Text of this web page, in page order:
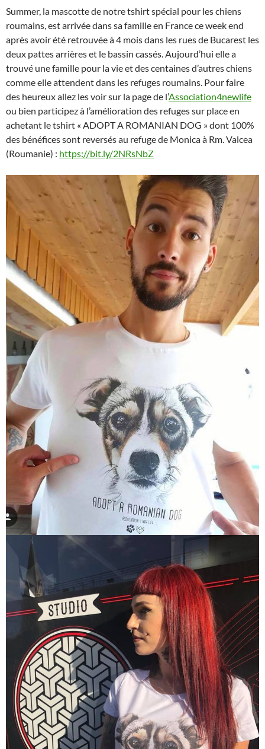
Summer, la mascotte de notre tshirt spécial pour les chiens
roumains, est arrivée dans sa famille en France ce week end
après avoirété retrouvée à 4 mois dans les rues de Bucarest les
deux pattes arrières et le bassin cassés. Aujourd’hui elle a
trouvé une famille pour la vie et des centaines d’autres chiens
comme elle attendent dans les refuges roumains. Pour faire
des heureux allez les voir sur la page de l’Association4newlife
ou bien participez à l’amélioration des refuges sur place en
achetant le tshirt « ADOPT A ROMANIAN DOG » dont 100%
des bénéfices sont reversés au refuge de Monica à Rm. Valcea
(Roumanie) : https://bit.ly/2NRsNbZ